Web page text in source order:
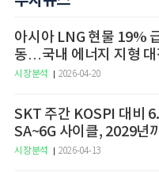
아시아 LNG 현물 19%
동…국내 에너지 지형 대
시장분석 2026-04-20
SKT 주간 KOSPI 대비
SA~6G 사이클, 2029년
예고
시장분석 2026-04-13